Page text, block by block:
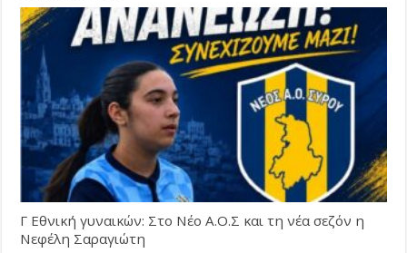
Γ Εθνική γυναικών: Στο Νέο Α.Ο.Σ και τη νέα σεζόν η
Νεφέλη Σαραγιώτη